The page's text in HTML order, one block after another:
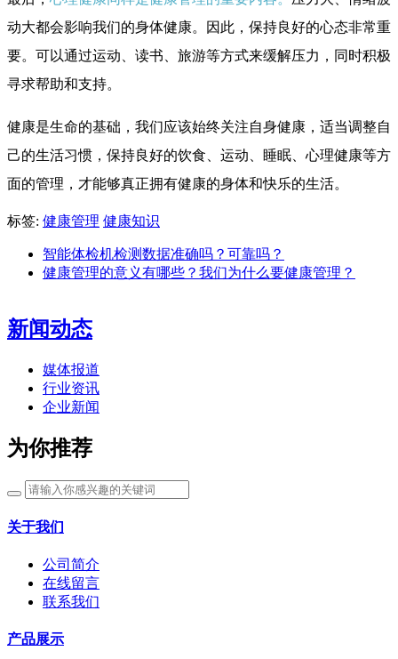
动大都会影响我们的身体健康。因此，保持良好的心态非常重
要。可以通过运动、读书、旅游等方式来缓解压力，同时积极
寻求帮助和支持。
健康是生命的基础，我们应该始终关注自身健康，适当调整自
己的生活习惯，保持良好的饮食、运动、睡眠、心理健康等方
面的管理，才能够真正拥有健康的身体和快乐的生活。
标签: 健康管理 健康知识
智能体检机检测数据准确吗？可靠吗？
健康管理的意义有哪些？我们为什么要健康管理？
新闻动态
媒体报道
行业资讯
企业新闻
为你推荐
关于我们
公司简介
在线留言
联系我们
产品展示